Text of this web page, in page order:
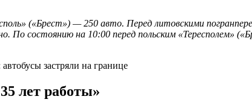
(«Брест») — 250 авто. Перед литовскими
состоянию на 10:00 перед польским «Тересполем»
лет работы»